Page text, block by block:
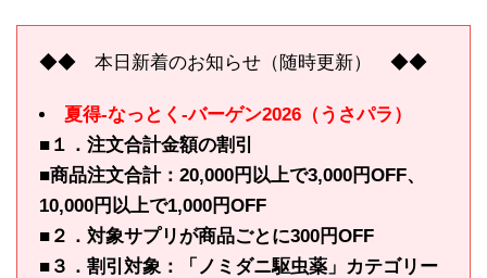
◆◆ 本日新着のお知らせ（随時更新） ◆◆
夏得-なっとく-バーゲン2026（うさパラ）
■１．注文合計金額の割引
■商品注文合計：20,000円以上で3,000円OFF、
10,000円以上で1,000円OFF
■２．対象サプリが商品ごとに300円OFF
■３．割引対象：「ノミダニ駆虫薬」カテゴリー